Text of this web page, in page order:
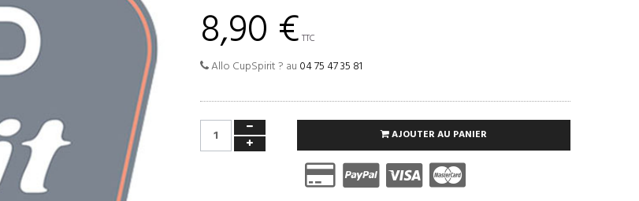
8,90 € TTC
Allo CupSpirit ? au 04 75 47 35 81
AJOUTER AU PANIER